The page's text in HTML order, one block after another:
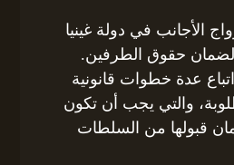
الأجانب في دولة غينيا
حقوق الطرفين.
عدة خطوات قانونية
والتي يجب أن تكون
قبولها من السلطات